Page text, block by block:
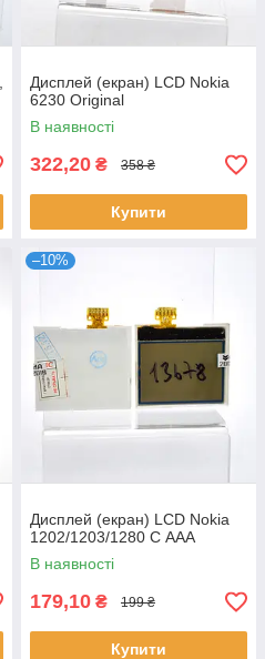
Дисплей (екран) LCD Nokia
6230 Original
В наявності
322,20 ₴ 358 ₴
Купити
–10%
Дисплей (екран) LCD Nokia
1202/1203/1280 C ААА
В наявності
179,10 ₴ 199 ₴
Купити